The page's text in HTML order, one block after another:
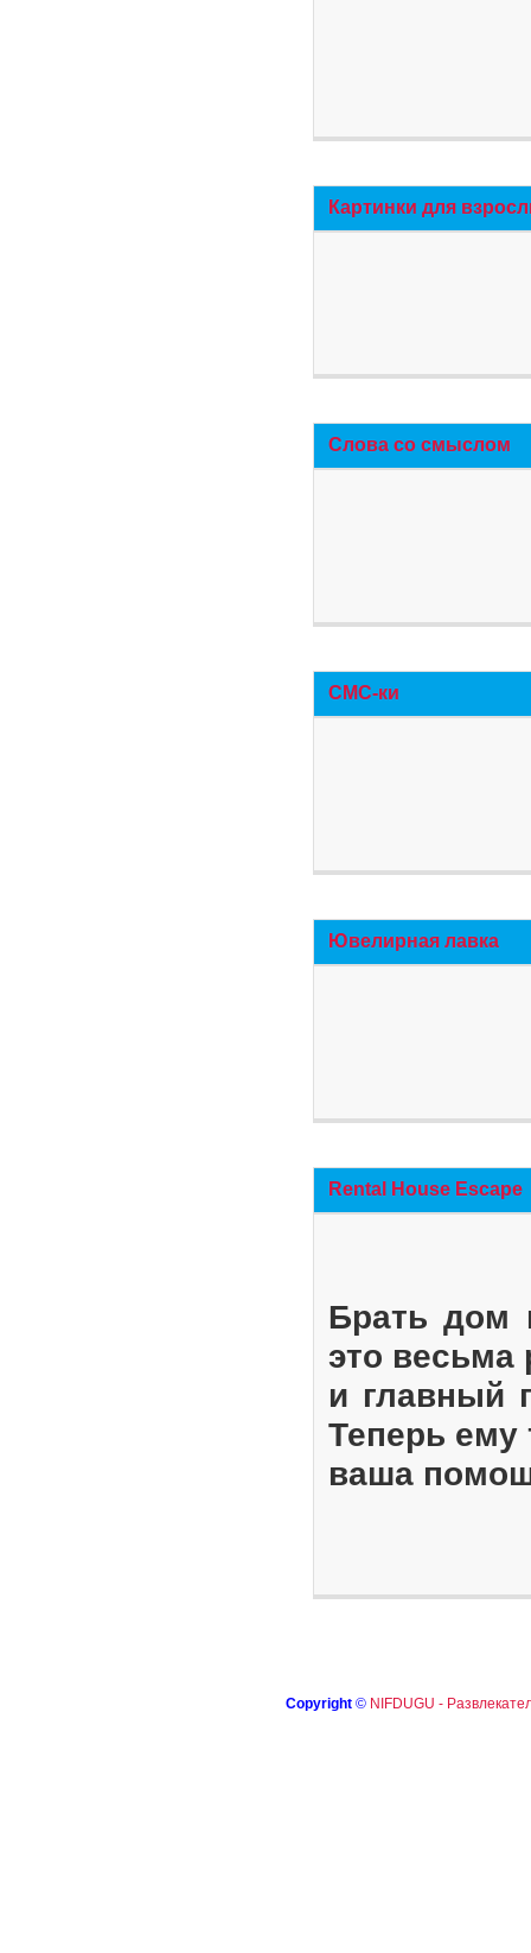
Картинки для
Слова со смыслом
СМС-ки
Ювелирная лавка
Rental House Escape
Брать дом
это весьма
и главный
Теперь ему
ваша
Copyright © NIFDUGU -